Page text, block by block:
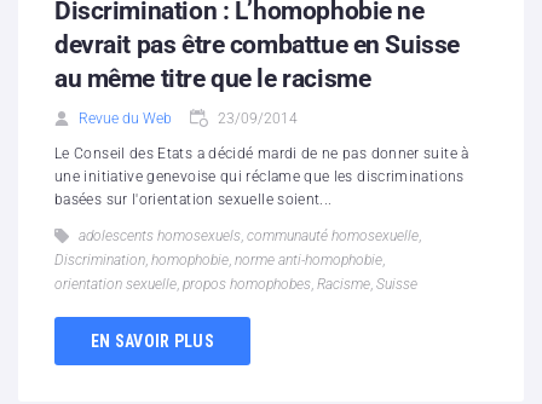
Discrimination : L’homophobie ne
devrait pas être combattue en Suisse
au même titre que le racisme
Revue du Web 23/09/2014
Le Conseil des Etats a décidé mardi de ne pas donner suite à
une initiative genevoise qui réclame que les discriminations
basées sur l'orientation sexuelle soient...
adolescents homosexuels, communauté homosexuelle,
Discrimination, homophobie, norme anti-homophobie,
orientation sexuelle, propos homophobes, Racisme, Suisse
EN SAVOIR PLUS